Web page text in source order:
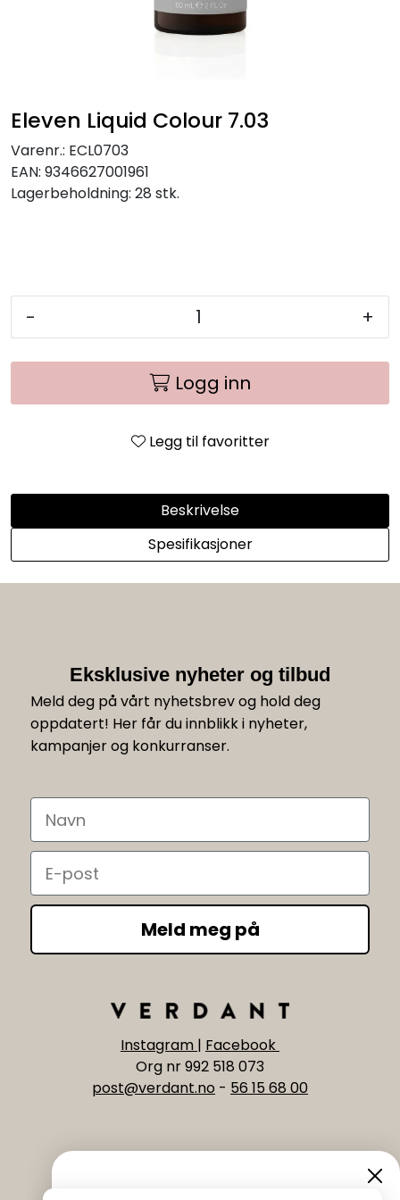
Eleven Liquid Colour 7.03
Varenr.: ECL0703
EAN: 9346627001961
Lagerbeholdning: 28 stk.
- +
Logg inn
Legg til favoritter
Beskrivelse
Spesifikasjoner
Eksklusive nyheter og tilbud
Meld deg på vårt nyhetsbrev og hold deg
oppdatert! Her får du innblikk i nyheter,
kampanjer og konkurranser.
Navn
Email
Meld meg på
Instagram | Facebook
Org nr 992 518 073
post@verdant.no - 56 15 68 00